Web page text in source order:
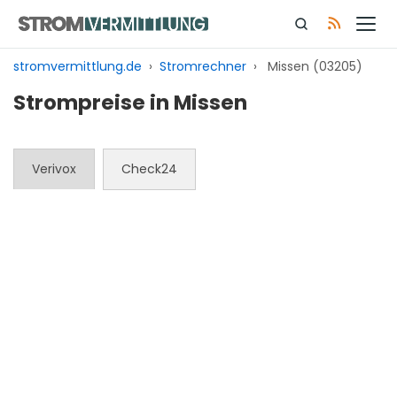
Inhalt
springen
stromvermittlung.de › Stromrechner › Missen (03205)
Strompreise in Missen
Verivox Check24